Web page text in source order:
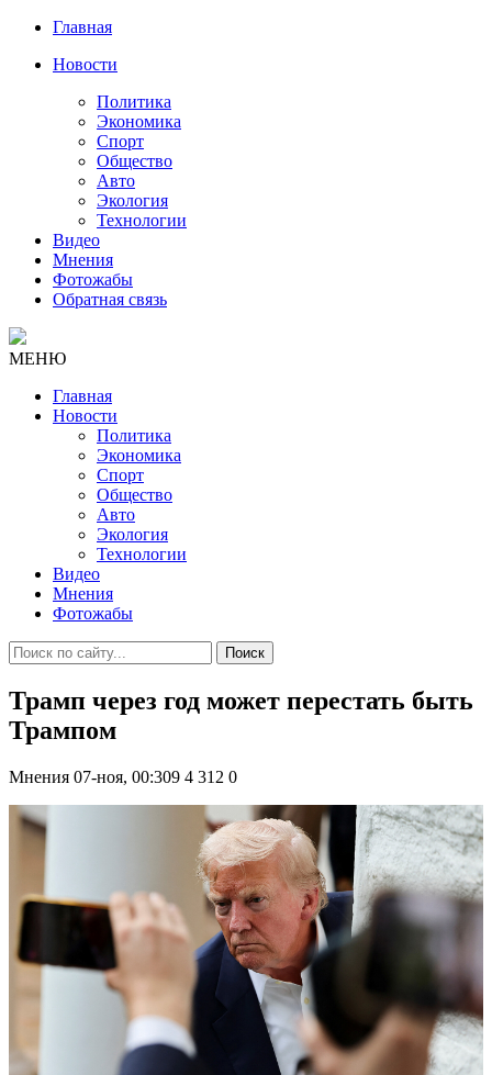
Главная
Новости
Политика
Экономика
Спорт
Общество
Авто
Экология
Технологии
Видео
Мнения
Фотожабы
Обратная связь
МЕНЮ
Главная
Новости
Политика
Экономика
Спорт
Общество
Авто
Экология
Технологии
Видео
Мнения
Фотожабы
Поиск
Трамп через год может перестать быть
Трампом
Мнения 07-ноя, 00:309 4 312 0